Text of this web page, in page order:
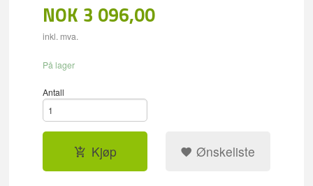
NOK 3 096,00
inkl. mva.
På lager
Antall
Kjøp Ønskeliste